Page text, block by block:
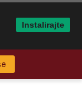
Instalirajte